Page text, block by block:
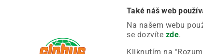
Také náš web
Na našem webu
se dozvíte zde.
Kliknutím na